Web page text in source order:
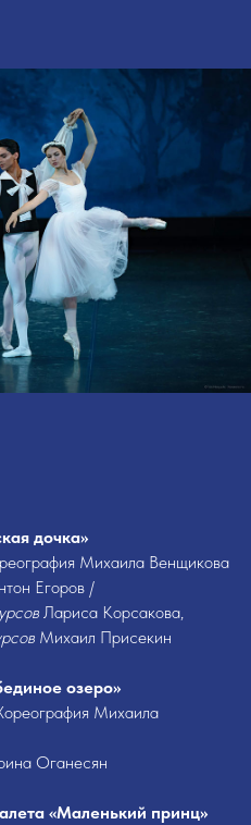
дочка»
Михаила Венщикова
Егоров /
Лариса Корсакова,
Михаил Присекин
озеро»
Михаила
Оганесян
«Маленький принц»